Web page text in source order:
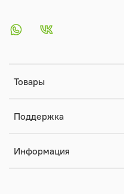
Товары
Поддержка
Информация